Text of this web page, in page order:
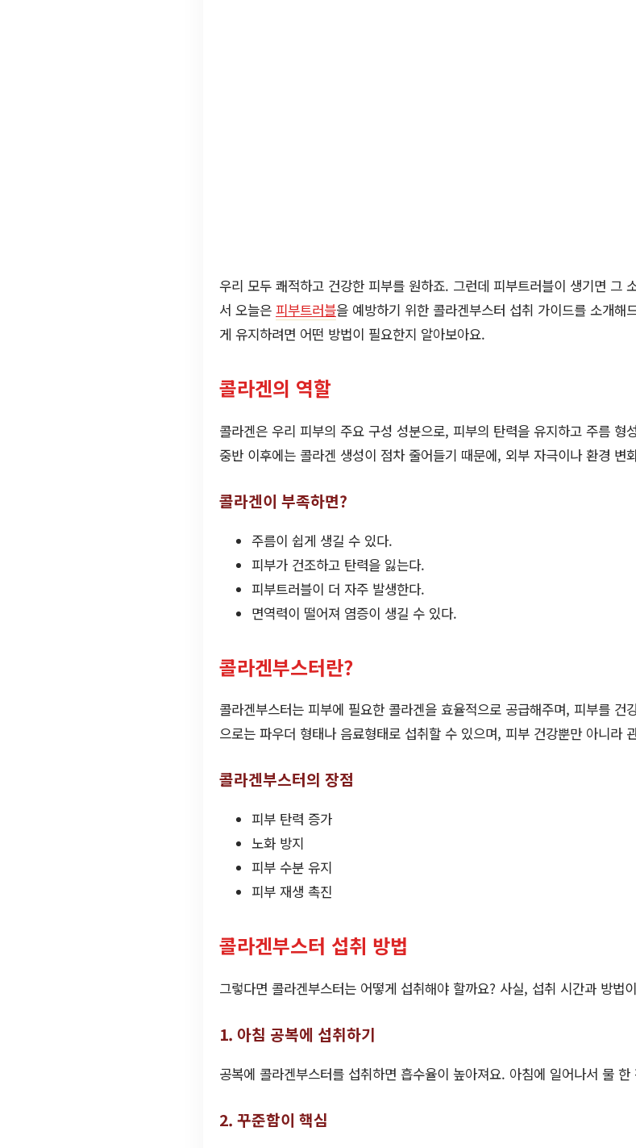
우리 모두 쾌적하고 건강한 피부를 원하죠. 그런데 피부트러블이 생기면 그
서 오늘은 피부트러블을 예방하기 위한 콜라겐부스터 섭취 가이드를 소개해
게 유지하려면 어떤 방법이 필요한지 알아보아요.
콜라겐의 역할
콜라겐은 우리 피부의 주요 구성 성분으로, 피부의 탄력을 유지하고 주름
중반 이후에는 콜라겐 생성이 점차 줄어들기 때문에, 외부 자극이나 환경 변
콜라겐이 부족하면?
주름이 쉽게 생길 수 있다.
피부가 건조하고 탄력을 잃는다.
피부트러블이 더 자주 발생한다.
면역력이 떨어져 염증이 생길 수 있다.
콜라겐부스터란?
콜라겐부스터는 피부에 필요한 콜라겐을 효율적으로 공급해주며, 피부를 건
으로는 파우더 형태나 음료형태로 섭취할 수 있으며, 피부 건강뿐만 아니라
콜라겐부스터의 장점
피부 탄력 증가
노화 방지
피부 수분 유지
피부 재생 촉진
콜라겐부스터 섭취 방법
그렇다면 콜라겐부스터는 어떻게 섭취해야 할까요? 사실, 섭취 시간과 방법
1. 아침 공복에 섭취하기
공복에 콜라겐부스터를 섭취하면 흡수율이 높아져요. 아침에 일어나서 물
2. 꾸준함이 핵심